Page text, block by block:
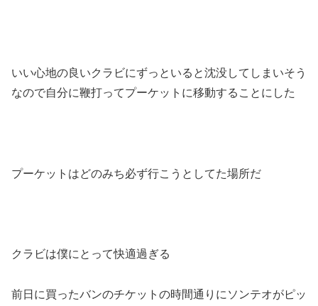
いい心地の良いクラビにずっといると沈没してしまいそう
なので自分に鞭打ってプーケットに移動することにした
プーケットはどのみち必ず行こうとしてた場所だ
クラビは僕にとって快適過ぎる
前日に買ったバンのチケットの時間通りにソンテオがピッ